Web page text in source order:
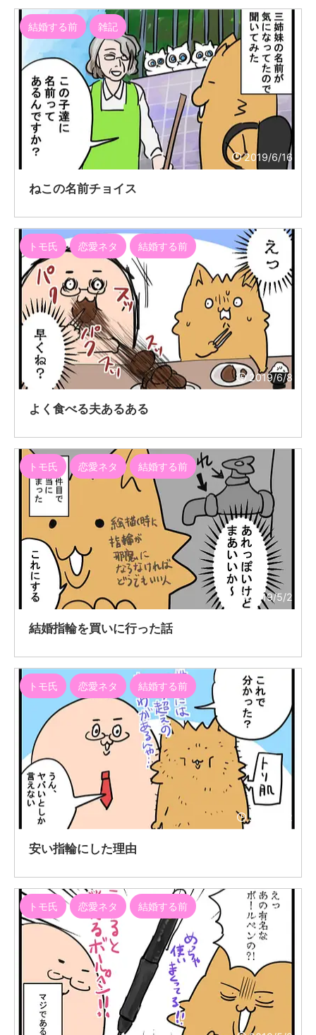
2019/6/16
結婚する前 雑記
ねこの名前チョイス
2019/6/8
トモ氏 恋愛ネタ 結婚する前
よく食べる夫あるある
2019/5/2
トモ氏 恋愛ネタ 結婚する前
結婚指輪を買いに行った話
2019/5/2
トモ氏 恋愛ネタ 結婚する前
安い指輪にした理由
トモ氏 恋愛ネタ 結婚する前